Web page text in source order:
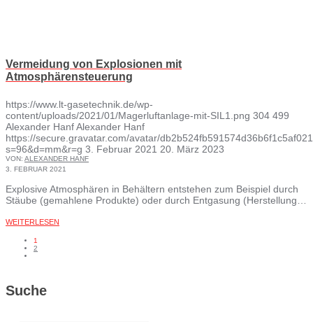
Vermeidung von Explosionen mit
Atmosphärensteuerung
https://www.lt-gasetechnik.de/wp-
content/uploads/2021/01/Magerluftanlage-mit-SIL1.png 304 499
Alexander HanfAlexander Hanf
https://secure.gravatar.com/avatar/
s=96&d=mm&r=g 3. Februar 2021 20. März 2023
VON: ALEXANDER HANF
3. FEBRUAR 2021
Explosive Atmosphären in Behältern entstehen zum Beispiel durch
Stäube (gemahlene Produkte) oder durch Entgasung (Herstellung…
WEITERLESEN
1
2
Suche